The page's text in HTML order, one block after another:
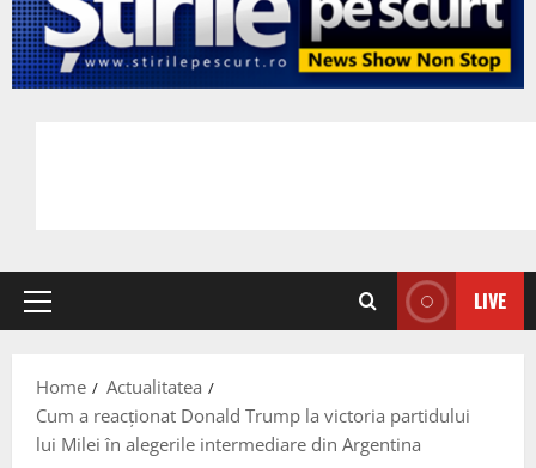
Primary
LIVE
Home
Actualitatea
Cum a reacționat Donald Trump la victoria partidului
lui Milei în alegerile intermediare din Argentina